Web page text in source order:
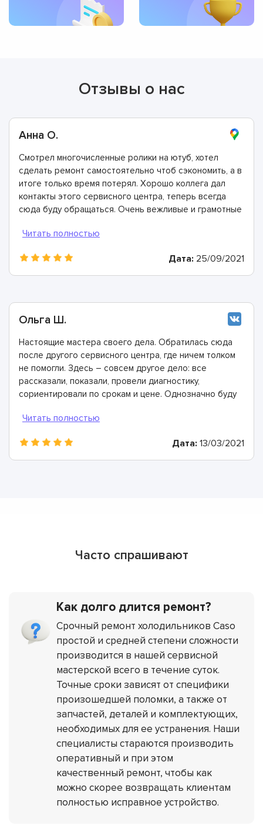
Отзывы о нас
Анна О.
Смотрел многочисленные ролики на ютуб, хотел
сделать ремонт самостоятельно чтоб сэкономить, а в
итоге только время потерял. Хорошо коллега дал
контакты этого сервисного центра, теперь всегда
сюда буду обращаться. Очень вежливые и грамотные
гарантию.
Дата: 25/09/2021
Ольга Ш.
Настоящие мастера своего дела. Обратилась сюда
после другого сервисного центра, где ничем толком
не помогли. Здесь – совсем другое дело: все
рассказали, показали, провели диагностику,
сориентировали по срокам и цене. Однозначно буду
Дата: 13/03/2021
Часто спрашивают
Как долго длится ремонт?
Срочный ремонт холодильников Caso
простой и средней степени сложности
производится в нашей сервисной
мастерской всего в течение суток.
Точные сроки зависят от специфики
произошедшей поломки, а также от
запчастей, деталей и комплектующих,
необходимых для ее устранения. Наши
специалисты стараются производить
оперативный и при этом
качественный ремонт, чтобы как
можно скорее возвращать клиентам
полностью исправное устройство.